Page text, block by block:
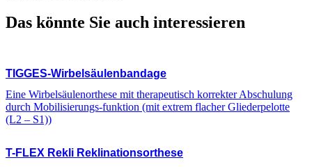
Das könnte Sie auch interessieren
TIGGES-Wirbelsäulenbandage
Eine Wirbelsäulenorthese mit therapeutisch korrekter Abschulung
durch Mobilisierungs-funktion (mit extrem flacher Gliederpelotte
(L2 – S1))
T-FLEX Rekli Reklinationsorthese